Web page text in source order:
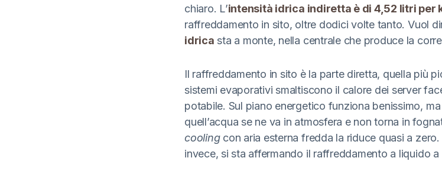
chiaro. L’intensità idrica indiretta è di 4,52 litri per
raffreddamento in sito, oltre dodici volte tanto. Vuol
idrica sta a monte, nella centrale che produce la
Il raffreddamento in sito è la parte diretta, quella più
sistemi evaporativi smaltiscono il calore dei server
potabile. Sul piano energetico funziona benissimo,
quell’acqua se ne va in atmosfera e non torna in
coolingcon aria esterna fredda la riduce quasi a
invece, si sta affermando il raffreddamento a liquido